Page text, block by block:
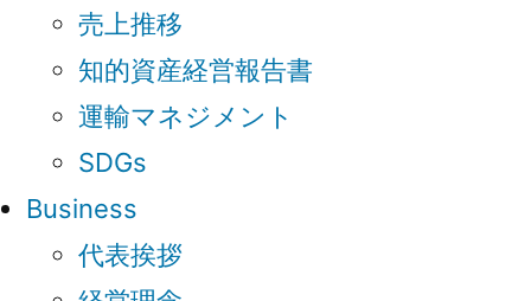
売上推移
知的資産経営報告書
運輸マネジメント
SDGs
Business
代表挨拶